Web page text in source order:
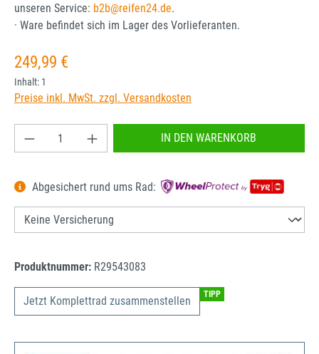
unseren Service: b2b@reifen24.de.
· Ware befindet sich im Lager des Vorlieferanten.
Regulärer Preis:
249,99 €
Inhalt: 1
Preise inkl. MwSt. zzgl. Versandkosten
Produkt Anzahl: Gib den gewünschten Wert
IN DEN WARENKORB
Abgesichert rund ums Rad:
Produktnummer: R29543083
Jetzt Komplettrad zusammenstellen TIPP